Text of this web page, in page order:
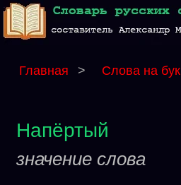
Главная > Слова на
Напёртый
значение слова